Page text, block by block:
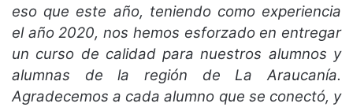
eso que este año, teniendo como experiencia
el año 2020, nos hemos esforzado en entregar
un curso de calidad para nuestros alumnos y
alumnas de la región de La Araucanía.
Agradecemos a cada alumno que se conectó, y